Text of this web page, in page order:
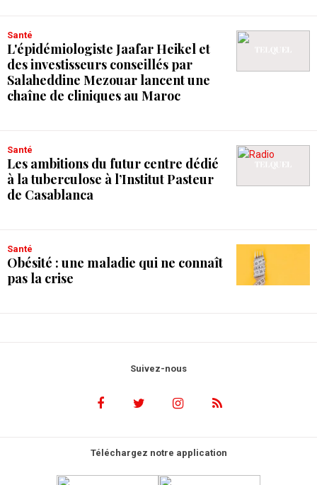
Santé
L'épidémiologiste Jaafar Heikel et
des investisseurs conseillés par
Salaheddine Mezouar lancent une
chaîne de cliniques au Maroc
Santé
Les ambitions du futur centre dédié
à la tuberculose à l’Institut Pasteur
de Casablanca
Santé
Obésité : une maladie qui ne connaît
pas la crise
Suivez-nous
Téléchargez notre application